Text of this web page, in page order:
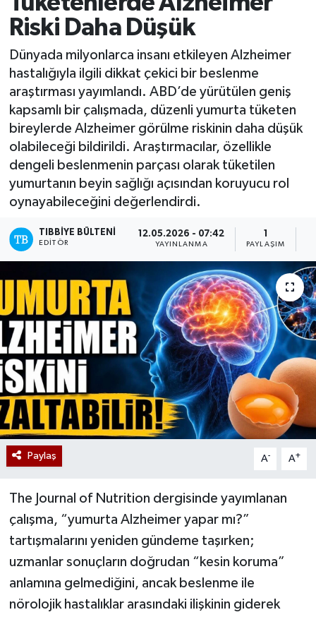
Riski Daha Düşük
Dünyada milyonlarca insanı etkileyen Alzheimer
hastalığıyla ilgili dikkat çekici bir beslenme
araştırması yayımlandı. ABD’de yürütülen geniş
kapsamlı bir çalışmada, düzenli yumurta tüketen
bireylerde Alzheimer görülme riskinin daha düşük
olabileceği bildirildi. Araştırmacılar, özellikle
dengeli beslenmenin parçası olarak tüketilen
yumurtanın beyin sağlığı açısından koruyucu rol
oynayabileceğini değerlendirdi.
TIBBIYE BÜLTENI
EDITÖR
12.05.2026 - 07:42
YAYINLANMA PAYLAŞIM
Paylaş A- A+
The Journal of Nutrition dergisinde yayımlanan
çalışma, “yumurta Alzheimer yapar mı?”
tartışmalarını yeniden gündeme taşırken;
uzmanlar sonuçların doğrudan “kesin koruma”
anlamına gelmediğini, ancak beslenme ile
nörolojik hastalıklar arasındaki ilişkinin giderek
Mevzuat